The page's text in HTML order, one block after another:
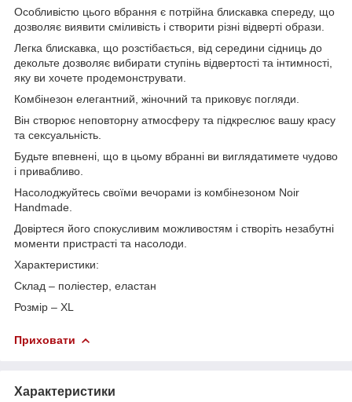
Особливістю цього вбрання є потрійна блискавка спереду, що
дозволяє виявити сміливість і створити різні відверті образи.
Легка блискавка, що розстібається, від середини сідниць до
декольте дозволяє вибирати ступінь відвертості та інтимності,
яку ви хочете продемонструвати.
Комбінезон елегантний, жіночний та приковує погляди.
Він створює неповторну атмосферу та підкреслює вашу красу
та сексуальність.
Будьте впевнені, що в цьому вбранні ви виглядатимете чудово
і привабливо.
Насолоджуйтесь своїми вечорами із комбінезоном Noir
Handmade.
Довіртеся його спокусливим можливостям і створіть незабутні
моменти пристрасті та насолоди.
Характеристики:
Склад – поліестер, еластан
Розмір – XL
Приховати
Характеристики